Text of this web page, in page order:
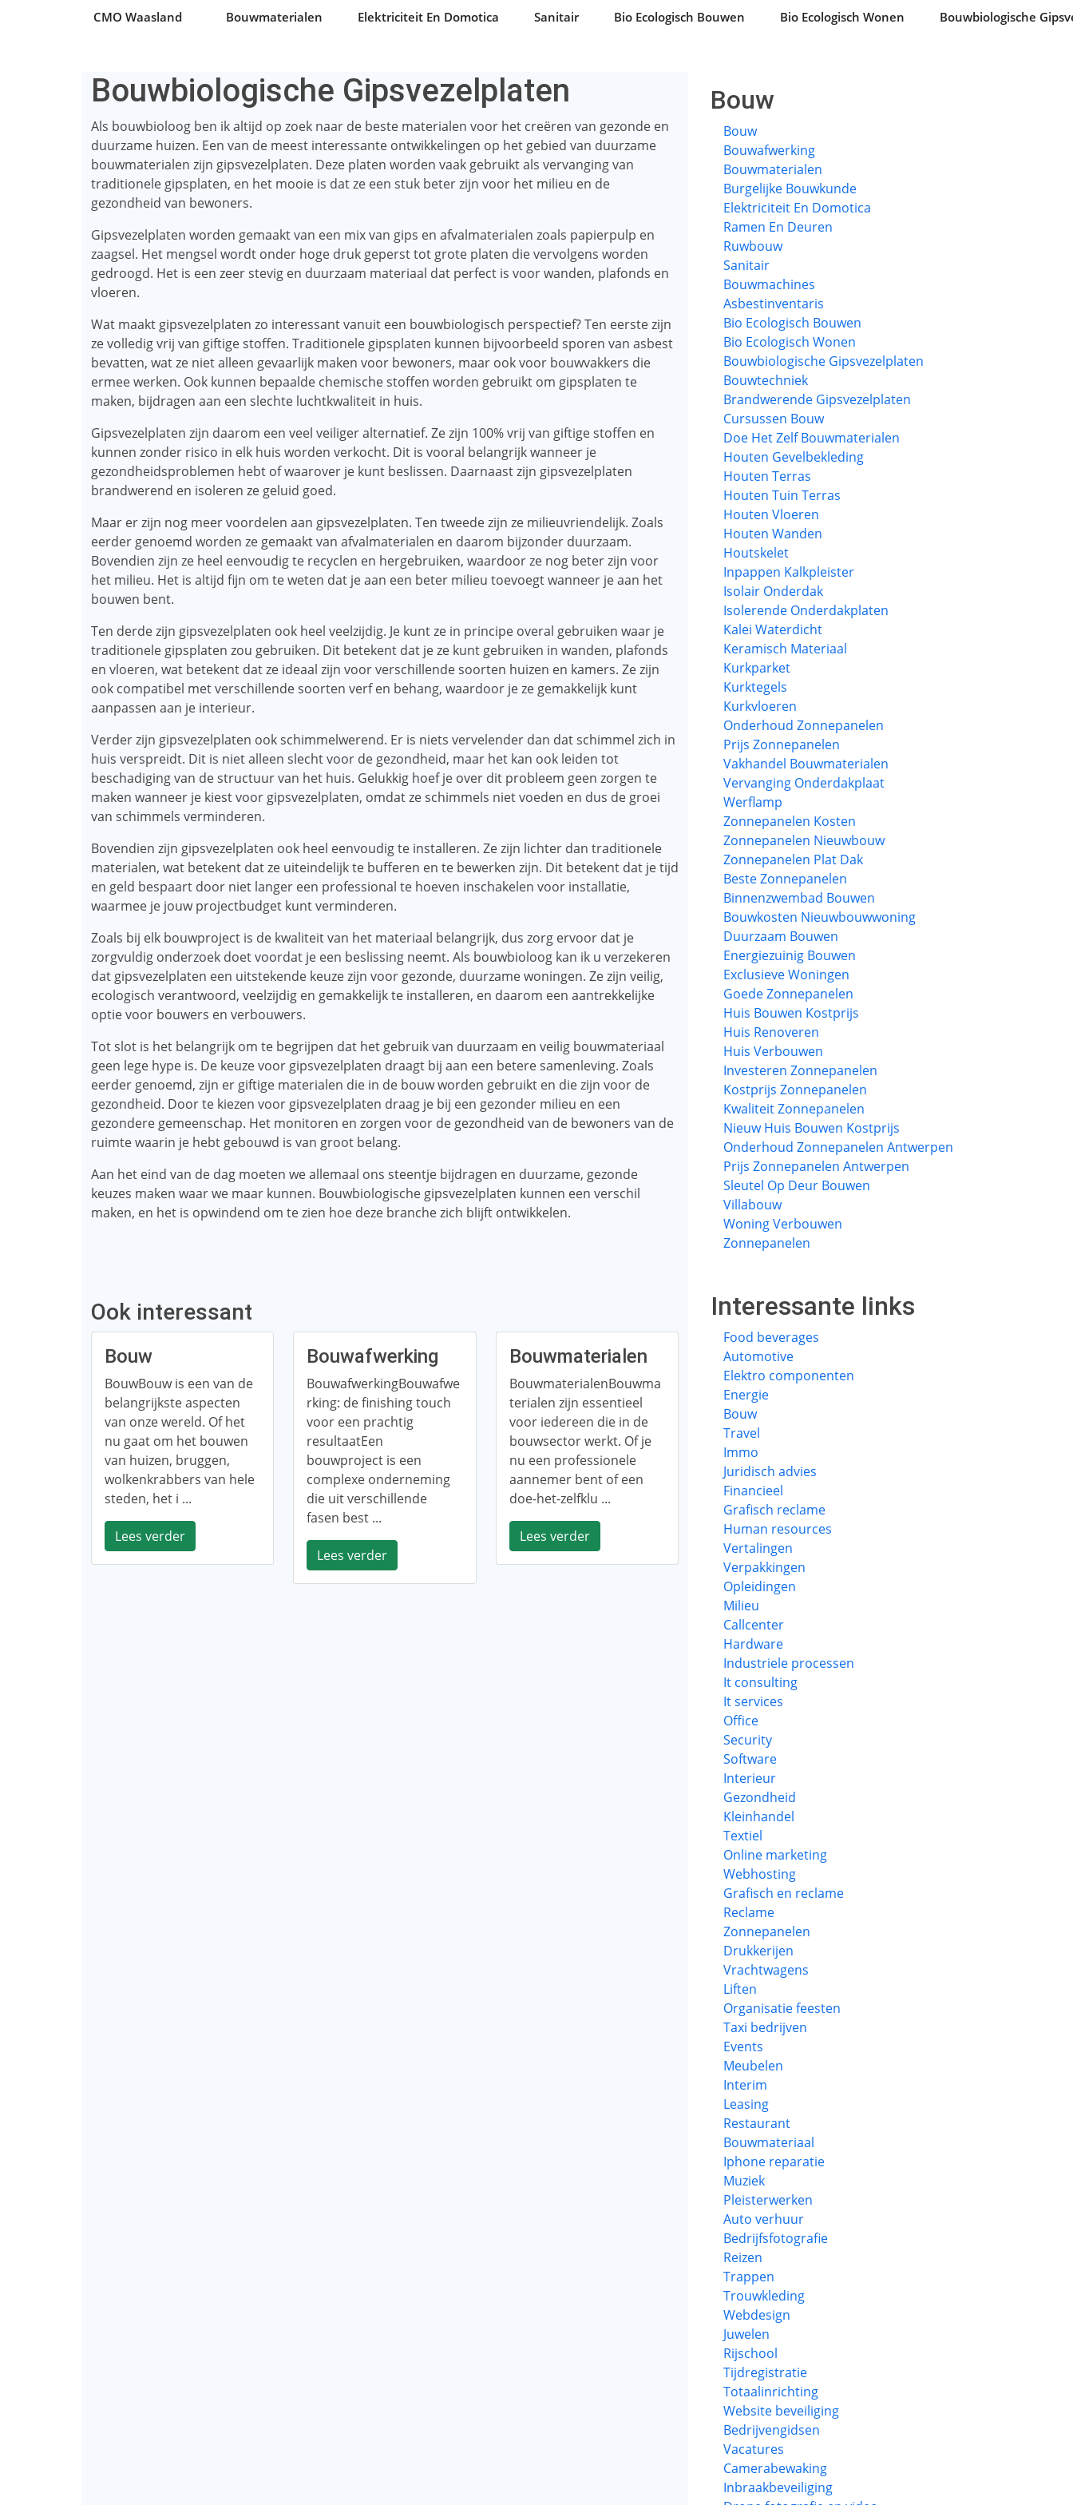
CMO Waasland Bouwmaterialen Elektriciteit En Domotica Sanitair Bio Ecologisch Bouwen Bio Ecologisch Wonen Bouwbiologische
Bouwbiologische Gipsvezelplaten
Als bouwbioloog ben ik altijd op zoek naar de beste materialen voor het creëren van gezonde en
duurzame huizen. Een van de meest interessante ontwikkelingen op het gebied van duurzame
bouwmaterialen zijn gipsvezelplaten. Deze platen worden vaak gebruikt als vervanging van
traditionele gipsplaten, en het mooie is dat ze een stuk beter zijn voor het milieu en de
gezondheid van bewoners.
Gipsvezelplaten worden gemaakt van een mix van gips en afvalmaterialen zoals papierpulp en
zaagsel. Het mengsel wordt onder hoge druk geperst tot grote platen die vervolgens worden
gedroogd. Het is een zeer stevig en duurzaam materiaal dat perfect is voor wanden, plafonds en
vloeren.
Wat maakt gipsvezelplaten zo interessant vanuit een bouwbiologisch perspectief? Ten eerste zijn
ze volledig vrij van giftige stoffen. Traditionele gipsplaten kunnen bijvoorbeeld sporen van asbest
bevatten, wat ze niet alleen gevaarlijk maken voor bewoners, maar ook voor bouwvakkers die
ermee werken. Ook kunnen bepaalde chemische stoffen worden gebruikt om gipsplaten te
maken, bijdragen aan een slechte luchtkwaliteit in huis.
Gipsvezelplaten zijn daarom een ​​veel veiliger alternatief. Ze zijn 100% vrij van giftige stoffen en
kunnen zonder risico in elk huis worden verkocht. Dit is vooral belangrijk wanneer je
gezondheidsproblemen hebt of waarover je kunt beslissen. Daarnaast zijn gipsvezelplaten
brandwerend en isoleren ze geluid goed.
Maar er zijn nog meer voordelen aan gipsvezelplaten. Ten tweede zijn ze milieuvriendelijk. Zoals
eerder genoemd worden ze gemaakt van afvalmaterialen en daarom bijzonder duurzaam.
Bovendien zijn ze heel eenvoudig te recyclen en hergebruiken, waardoor ze nog beter zijn voor
het milieu. Het is altijd fijn om te weten dat je aan een beter milieu toevoegt wanneer je aan het
bouwen bent.
Ten derde zijn gipsvezelplaten ook heel veelzijdig. Je kunt ze in principe overal gebruiken waar je
traditionele gipsplaten zou gebruiken. Dit betekent dat je ze kunt gebruiken in wanden, plafonds
en vloeren, wat betekent dat ze ideaal zijn voor verschillende soorten huizen en kamers. Ze zijn
ook compatibel met verschillende soorten verf en behang, waardoor je ze gemakkelijk kunt
aanpassen aan je interieur.
Verder zijn gipsvezelplaten ook schimmelwerend. Er is niets vervelender dan dat schimmel zich in
huis verspreidt. Dit is niet alleen slecht voor de gezondheid, maar het kan ook leiden tot
beschadiging van de structuur van het huis. Gelukkig hoef je over dit probleem geen zorgen te
maken wanneer je kiest voor gipsvezelplaten, omdat ze schimmels niet voeden en dus de groei
van schimmels verminderen.
Bovendien zijn gipsvezelplaten ook heel eenvoudig te installeren. Ze zijn lichter dan traditionele
materialen, wat betekent dat ze uiteindelijk te bufferen en te bewerken zijn. Dit betekent dat je tijd
en geld bespaart door niet langer een professional te hoeven inschakelen voor installatie,
waarmee je jouw projectbudget kunt verminderen.
Zoals bij elk bouwproject is de kwaliteit van het materiaal belangrijk, dus zorg ervoor dat je
zorgvuldig onderzoek doet voordat je een beslissing neemt. Als bouwbioloog kan ik u verzekeren
dat gipsvezelplaten een uitstekende keuze zijn voor gezonde, duurzame woningen. Ze zijn veilig,
ecologisch verantwoord, veelzijdig en gemakkelijk te installeren, en daarom een ​​aantrekkelijke
optie voor bouwers en verbouwers.
Tot slot is het belangrijk om te begrijpen dat het gebruik van duurzaam en veilig bouwmateriaal
geen lege hype is. De keuze voor gipsvezelplaten draagt ​​bij aan een betere samenleving. Zoals
eerder genoemd, zijn er giftige materialen die in de bouw worden gebruikt en die zijn voor de
gezondheid. Door te kiezen voor gipsvezelplaten draag je bij een gezonder milieu en een
gezondere gemeenschap. Het monitoren en zorgen voor de gezondheid van de bewoners van de
ruimte waarin je hebt gebouwd is van groot belang.
Aan het eind van de dag moeten we allemaal ons steentje bijdragen en duurzame, gezonde
keuzes maken waar we maar kunnen. Bouwbiologische gipsvezelplaten kunnen een verschil
maken, en het is opwindend om te zien hoe deze branche zich blijft ontwikkelen.
Ook interessant
Bouw
BouwBouw is een van de
belangrijkste aspecten
van onze wereld. Of het
nu gaat om het bouwen
van huizen, bruggen,
wolkenkrabbers van hele
steden, het i ...
Lees verder
Bouwafwerking
BouwafwerkingBouwafwe
rking: de finishing touch
voor een prachtig
resultaatEen
bouwproject is een
complexe onderneming
die uit verschillende
fasen best ...
Lees verder
Bouwmaterialen
BouwmaterialenBouwma
terialen zijn essentieel
voor iedereen die in de
bouwsector werkt. Of je
nu een professionele
aannemer bent of een
doe-het-zelfklu ...
Lees verder
Bouw
Bouw
Bouwafwerking
Bouwmaterialen
Burgelijke Bouwkunde
Elektriciteit En Domotica
Ramen En Deuren
Ruwbouw
Sanitair
Bouwmachines
Asbestinventaris
Bio Ecologisch Bouwen
Bio Ecologisch Wonen
Bouwbiologische Gipsvezelplaten
Bouwtechniek
Brandwerende Gipsvezelplaten
Cursussen Bouw
Doe Het Zelf Bouwmaterialen
Houten Gevelbekleding
Houten Terras
Houten Tuin Terras
Houten Vloeren
Houten Wanden
Houtskelet
Inpappen Kalkpleister
Isolair Onderdak
Isolerende Onderdakplaten
Kalei Waterdicht
Keramisch Materiaal
Kurkparket
Kurktegels
Kurkvloeren
Onderhoud Zonnepanelen
Prijs Zonnepanelen
Vakhandel Bouwmaterialen
Vervanging Onderdakplaat
Werflamp
Zonnepanelen Kosten
Zonnepanelen Nieuwbouw
Zonnepanelen Plat Dak
Beste Zonnepanelen
Binnenzwembad Bouwen
Bouwkosten Nieuwbouwwoning
Duurzaam Bouwen
Energiezuinig Bouwen
Exclusieve Woningen
Goede Zonnepanelen
Huis Bouwen Kostprijs
Huis Renoveren
Huis Verbouwen
Investeren Zonnepanelen
Kostprijs Zonnepanelen
Kwaliteit Zonnepanelen
Nieuw Huis Bouwen Kostprijs
Onderhoud Zonnepanelen Antwerpen
Prijs Zonnepanelen Antwerpen
Sleutel Op Deur Bouwen
Villabouw
Woning Verbouwen
Zonnepanelen
Interessante links
Food beverages
Automotive
Elektro componenten
Energie
Bouw
Travel
Immo
Juridisch advies
Financieel
Grafisch reclame
Human resources
Vertalingen
Verpakkingen
Opleidingen
Milieu
Callcenter
Hardware
Industriele processen
It consulting
It services
Office
Security
Software
Interieur
Gezondheid
Kleinhandel
Textiel
Online marketing
Webhosting
Grafisch en reclame
Reclame
Zonnepanelen
Drukkerijen
Vrachtwagens
Liften
Organisatie feesten
Taxi bedrijven
Events
Meubelen
Interim
Leasing
Restaurant
Bouwmateriaal
Iphone reparatie
Muziek
Pleisterwerken
Auto verhuur
Bedrijfsfotografie
Reizen
Trappen
Trouwkleding
Webdesign
Juwelen
Rijschool
Tijdregistratie
Totaalinrichting
Website beveiliging
Bedrijvengidsen
Vacatures
Camerabewaking
Inbraakbeveiliging